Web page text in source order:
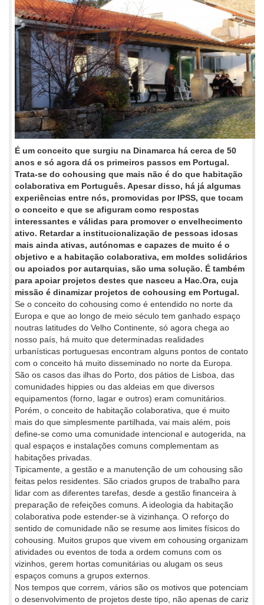
É um conceito que surgiu na Dinamarca há cerca de 50
anos e só agora dá os primeiros passos em Portugal.
Trata-se do cohousing que mais não é do que habitação
colaborativa em Português. Apesar disso, há já algumas
experiências entre nós, promovidas por IPSS, que tocam
o conceito e que se afiguram como respostas
interessantes e válidas para promover o envelhecimento
ativo. Retardar a institucionalização de pessoas idosas
mais ainda ativas, autónomas e capazes de muito é o
objetivo e a habitação colaborativa, em moldes solidários
ou apoiados por autarquias, são uma solução. É também
para apoiar projetos destes que nasceu a Hac.Ora, cuja
missão é dinamizar projetos de cohousing em Portugal.
Se o conceito do cohousing como é entendido no norte da
Europa e que ao longo de meio século tem ganhado espaço
noutras latitudes do Velho Continente, só agora chega ao
nosso país, há muito que determinadas realidades
urbanísticas portuguesas encontram alguns pontos de contato
com o conceito há muito disseminado no norte da Europa.
São os casos das ilhas do Porto, dos pátios de Lisboa, das
comunidades hippies ou das aldeias em que diversos
equipamentos (forno, lagar e outros) eram comunitários.
Porém, o conceito de habitação colaborativa, que é muito
mais do que simplesmente partilhada, vai mais além, pois
define-se como uma comunidade intencional e autogerida, na
qual espaços e instalações comuns complementam as
habitações privadas.
Tipicamente, a gestão e a manutenção de um cohousing são
feitas pelos residentes. São criados grupos de trabalho para
lidar com as diferentes tarefas, desde a gestão financeira à
preparação de refeições comuns. A ideologia da habitação
colaborativa pode estender-se à vizinhança. O reforço do
sentido de comunidade não se resume aos limites físicos do
cohousing. Muitos grupos que vivem em cohousing organizam
atividades ou eventos de toda a ordem comuns com os
vizinhos, gerem hortas comunitárias ou alugam os seus
espaços comuns a grupos externos.
Nos tempos que correm, vários são os motivos que potenciam
o desenvolvimento de projetos deste tipo, não apenas de cariz